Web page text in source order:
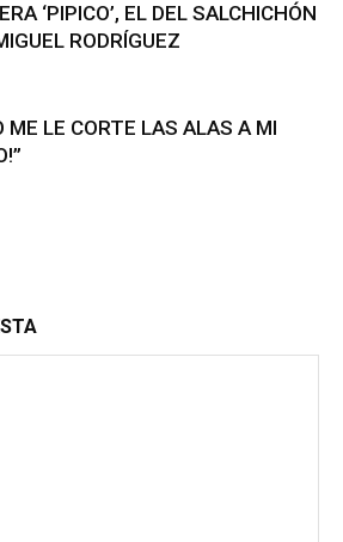
‘PIPICO’, EL DEL SALCHICHÓN
RODRÍGUEZ
ME LE CORTE LAS ALAS A MI